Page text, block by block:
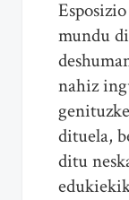
mundu
nahiz
dituela,
ditu